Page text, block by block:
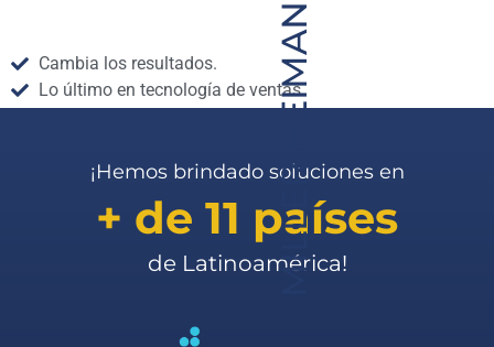
MILLER HEIMAN
Cambia los resultados.
Lo último en tecnología de ventas.
¡Hemos brindado soluciones en
+ de 11 países
de Latinoamérica!